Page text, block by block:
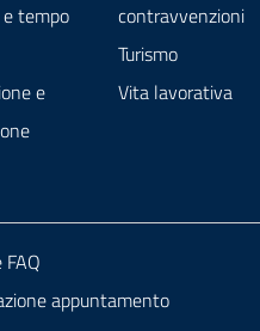
tempo
e
contravvenzioni
Turismo
Vita lavorativa
appuntamento